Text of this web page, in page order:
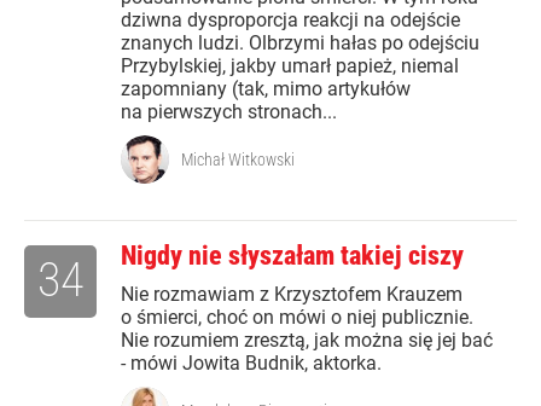
dziwna dysproporcja reakcji na odejście
znanych ludzi. Olbrzymi hałas po odejściu
Przybylskiej, jakby umarł papież, niemal
zapomniany (tak, mimo artykułów
na pierwszych stronach...
Michał Witkowski
Nigdy nie słyszałam takiej ciszy
Nie rozmawiam z Krzysztofem Krauzem
o śmierci, choć on mówi o niej publicznie.
Nie rozumiem zresztą, jak można się jej bać
- mówi Jowita Budnik, aktorka.
34